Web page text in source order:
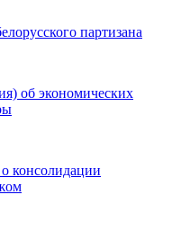
партизана
об экономических
консолидации